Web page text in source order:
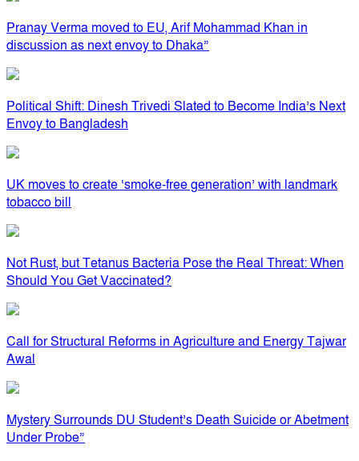
Pranay Verma moved to EU, Arif Mohammad Khan in
discussion as next envoy to Dhaka”
Political Shift: Dinesh Trivedi Slated to Become India’s Next
Envoy to Bangladesh
UK moves to create ‘smoke-free generation’ with landmark
tobacco bill
Not Rust, but Tetanus Bacteria Pose the Real Threat: When
Should You Get Vaccinated?
Call for Structural Reforms in Agriculture and Energy Tajwar
Awal
Mystery Surrounds DU Student’s Death Suicide or Abetment
Under Probe”